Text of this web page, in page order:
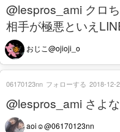
@lespros_ami クロ
相手が極悪といえ
おじこ@ojioji_o
@lespros_ami さよ
aoi︎︎☺︎@06170123nn
06170123nn フォローする 2018-12-